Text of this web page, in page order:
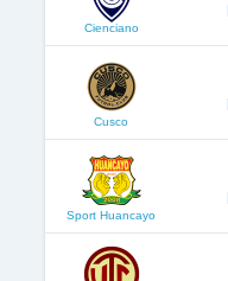
Cienciano
Cusco
Sport Huancayo